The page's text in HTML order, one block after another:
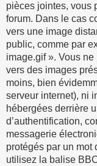
pièces jointes, vous
forum. Dans le cas
vers une image
public, comme par
image.gif ». Vous
vers des images
moins, bien
serveur internet), ni
hébergées derrière
d’authentification,
messagerie
protégés par un mot
utilisez la balise